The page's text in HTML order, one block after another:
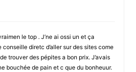
le top . J’ne ai ossi un et ça
diretc d’aller sur des sites come
trouver des pépites a bon prix. J’avais
bouchée de pain et c que du bonheuur.